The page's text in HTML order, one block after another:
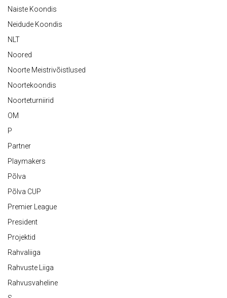
Naiste Koondis
Neidude Koondis
NLT
Noored
Noorte Meistrivõistlused
Noortekoondis
Noorteturniirid
OM
P
Partner
Playmakers
Põlva
Põlva CUP
Premier League
President
Projektid
Rahvaliiga
Rahvuste Liiga
Rahvusvaheline